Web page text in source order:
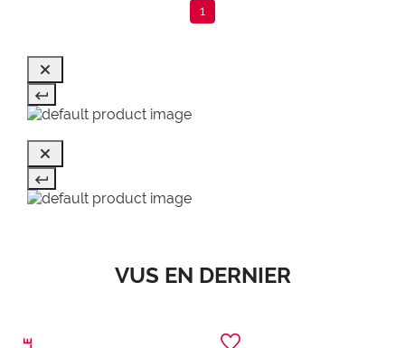
1
VUS EN DERNIER